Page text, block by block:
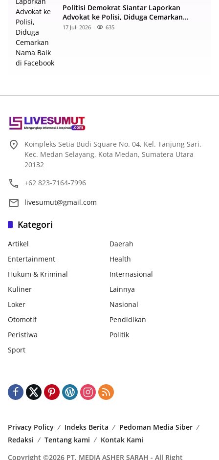
Politisi Demokrat Siantar Laporkan
Advokat ke Polisi, Diduga Cemarkan
Nama Baik di Facebook
17 Juli 2026 635
Kompleks Setia Budi Square No. 04, Kel. Tanjung Sari,
Kec. Medan Selayang, Kota Medan, Sumatera Utara
20132
+62 823-7164-7996
livesumut@gmail.com
Kategori
Artikel
Daerah
Entertainment
Health
Hukum & Kriminal
Internasional
Kuliner
Lainnya
Loker
Nasional
Otomotif
Pendidikan
Peristiwa
Politik
Sport
Privacy Policy Indeks Berita
Pedoman Media Siber
Redaksi
Tentang kami
Kontak Kami
Copyright ©2026 PT. MEDIA ASHER SARAH - All Right